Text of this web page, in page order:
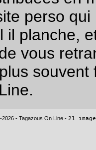
perso
il planche,
vous
2026 - Tagazous On Line - 21